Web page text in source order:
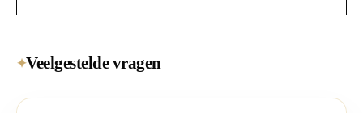
✦Veelgestelde vragen